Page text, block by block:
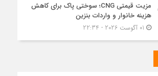
مزیت قیمتی CNG؛ سوختی پاک برای کاهش
هزینه خانوار و واردات بنزین